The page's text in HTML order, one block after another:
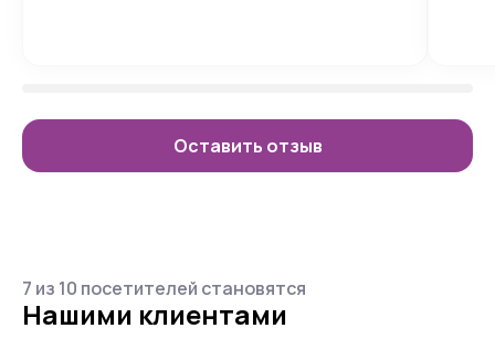
Оставить отзыв
7 из 10 посетителей становятся
Нашими клиентами